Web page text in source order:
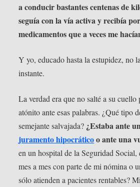
a conducir bastantes centenas de
seguía con la vía activa y recibía
medicamentos que a veces me
Y yo, educado hasta la estupidez, no
instante.
La verdad era que no salté a su
atónito ante esas palabras. ¿Qué tipo
semejante salvajada? ¿Estaba ante
juramento hipocráticoo ante una
en un hospital de la Seguridad
mes a mes con parte de mi nómina o
sólo atienden a pacientes rentables?